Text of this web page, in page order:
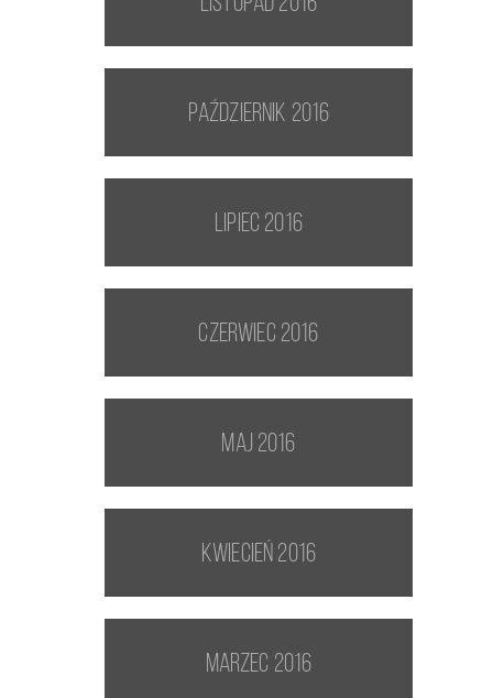
październik 2016
lipiec 2016
czerwiec 2016
maj 2016
kwiecień 2016
marzec 2016